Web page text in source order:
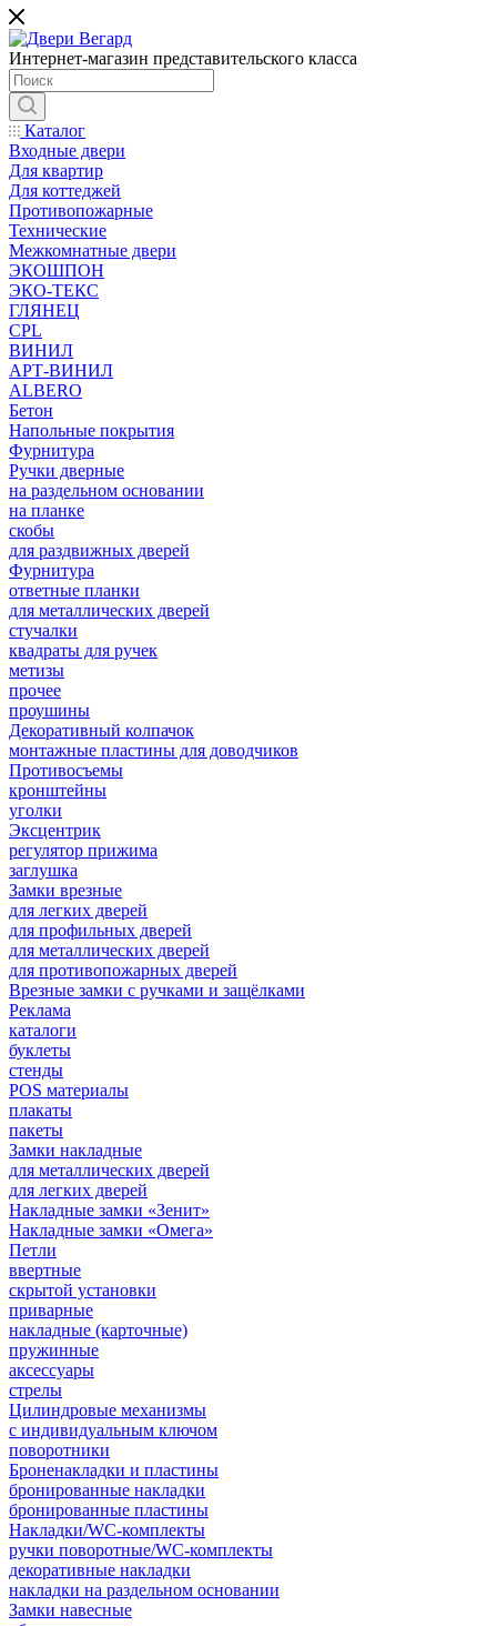
Интернет-магазин представительского класса
Каталог
Входные двери
Для квартир
Для коттеджей
Противопожарные
Технические
Межкомнатные двери
ЭКОШПОН
ЭКО-ТЕКС
ГЛЯНЕЦ
CPL
ВИНИЛ
АРТ-ВИНИЛ
ALBERO
Бетон
Напольные покрытия
Фурнитура
Ручки дверные
на раздельном основании
на планке
скобы
для раздвижных дверей
Фурнитура
ответные планки
для металлических дверей
стучалки
квадраты для ручек
метизы
прочее
проушины
Декоративный колпачок
монтажные пластины для доводчиков
Противосъемы
кронштейны
уголки
Эксцентрик
регулятор прижима
заглушка
Замки врезные
для легких дверей
для профильных дверей
для металлических дверей
для противопожарных дверей
Врезные замки с ручками и защёлками
Реклама
каталоги
буклеты
стенды
POS материалы
плакаты
пакеты
Замки накладные
для металлических дверей
для легких дверей
Накладные замки «Зенит»
Накладные замки «Омега»
Петли
ввертные
скрытой установки
приварные
накладные (карточные)
пружинные
аксессуары
стрелы
Цилиндровые механизмы
с индивидуальным ключом
поворотники
Броненакладки и пластины
бронированные накладки
бронированные пластины
Накладки/WC-комплекты
ручки поворотные/WC-комплекты
декоративные накладки
накладки на раздельном основании
Замки навесные